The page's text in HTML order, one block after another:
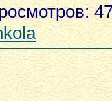
: